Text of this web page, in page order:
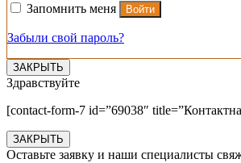
Запомнить меня Войти
Забыли свой пароль?
ЗАКРЫТЬ
Здравствуйте
[contact-form-7 id=”69038″
ЗАКРЫТЬ
Оставьте заявку и наши специалисты